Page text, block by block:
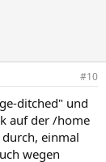
#10
ditched" und
auf der /home
einmal
wegen